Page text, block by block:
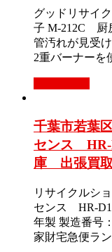
グッドリサイ
子 M-212C 厨
管汚れが見受
2重バーナー
千葉市若葉
センス HR-
庫 出張買
リサイクルシ
センス HR-
年製 製造番号
家財宅急便ラ